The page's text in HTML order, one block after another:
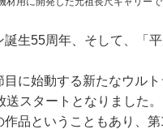
誕生55周年、そして、「
目に始動する新たなウル
送スタートとなりました。
作品ということもあり、